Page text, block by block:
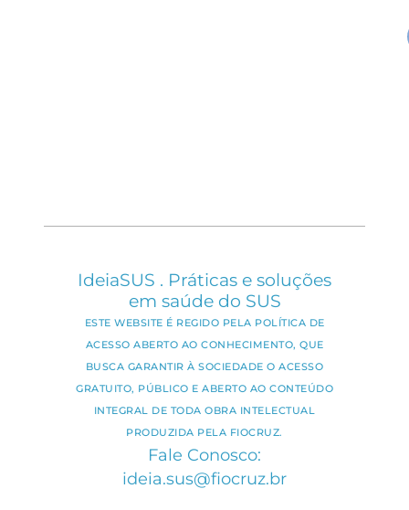
IdeiaSUS . Práticas e soluções
em saúde do SUS
ESTE WEBSITE É REGIDO PELA POLÍTICA DE
ACESSO ABERTO AO CONHECIMENTO, QUE
BUSCA GARANTIR À SOCIEDADE O ACESSO
GRATUITO, PÚBLICO E ABERTO AO CONTEÚDO
INTEGRAL DE TODA OBRA INTELECTUAL
PRODUZIDA PELA FIOCRUZ.
Fale Conosco:
ideia.sus@fiocruz.br